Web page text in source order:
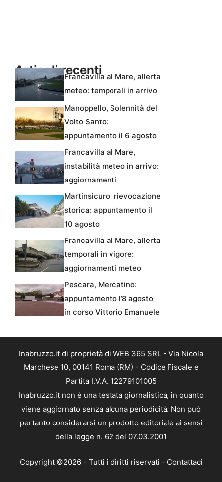
Articoli recentiFrancavilla al Mare, allerta
meteo: temporali in arrivo
Manoppello, Solennità del
Volto Santo:
appuntamento il 6 agosto
Francavilla al Mare,
instabilità meteo in arrivo:
aggiornamenti
Martinsicuro, rievocazione
storica: appuntamento il
10 agosto
Francavilla al Mare, allerta
temporali in vigore:
aggiornamenti meteo
Pescara, Mercatino:
appuntamento l’8 agosto
in corso Vittorio Emanuele
Inabruzzo.it di proprietà di WEB 365 SRL - Via Nicola
Marchese 10, 00141 Roma (RM) - Codice Fiscale e
Partita I.V.A. 12279101005
Inabruzzo.it non è una testata giornalistica, in quanto
viene aggiornato senza alcuna periodicità. Non può
pertanto considerarsi un prodotto editoriale ai sensi
della legge n. 62 del 07.03.2001
Copyright ©2026 - Tutti i diritti riservati - Contattaci